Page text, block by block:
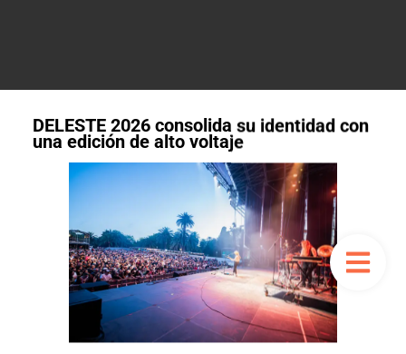
DELESTE 2026 consolida su identidad con
una edición de alto voltaje